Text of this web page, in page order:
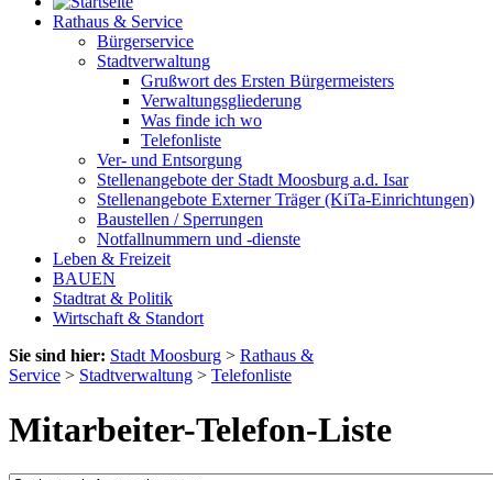
Rathaus & Service
Bürgerservice
Stadtverwaltung
Grußwort des Ersten Bürgermeisters
Verwaltungsgliederung
Was finde ich wo
Telefonliste
Ver- und Entsorgung
Stellenangebote der Stadt Moosburg a.d. Isar
Stellenangebote Externer Träger (KiTa-Einrichtungen)
Baustellen / Sperrungen
Notfallnummern und -dienste
Leben & Freizeit
BAUEN
Stadtrat & Politik
Wirtschaft & Standort
Sie sind hier: Stadt Moosburg > Rathaus &
Service > Stadtverwaltung > Telefonliste
Mitarbeiter-Telefon-Liste